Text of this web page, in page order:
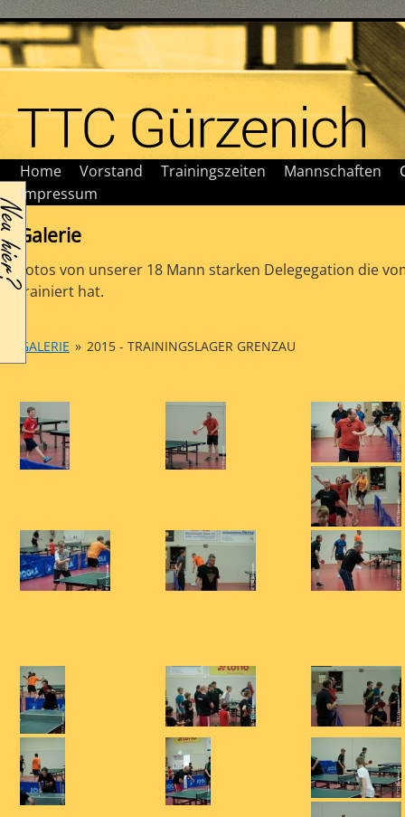
Home Vorstand Trainingszeiten Mannschaften
Impressum
Galerie
Fotos von unserer 18 Mann starken Delegegation die
trainiert hat.
GALERIE » 2015 - TRAININGSLAGER GRENZAU